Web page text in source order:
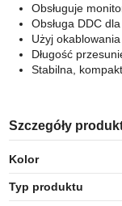
Obsługuje
Obsługa DDC
Użyj
Długość
Stabilna,
Szczegóły
Kolor
Typ produktu